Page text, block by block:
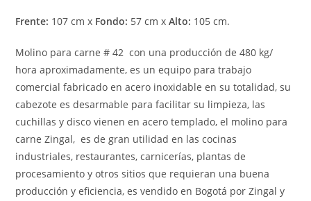
Frente: 107 cm x Fondo: 57 cm xAlto: 105 cm.
Molino para carne # 42 con una producción de 480 kg/
hora aproximadamente, es un equipo para trabajo
comercial fabricado en acero inoxidable en su totalidad, su
cabezote es desarmable para facilitar su limpieza, las
cuchillas y disco vienen en acero templado, el molino para
carne Zingal, es de gran utilidad en las cocinas
industriales, restaurantes, carnicerías, plantas de
procesamiento y otros sitios que requieran una buena
producción y eficiencia, es vendido en Bogotá por Zingal y